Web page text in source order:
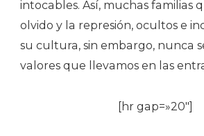
intocables. Así, muchas familias
olvido y la represión, ocultos e
su cultura, sin embargo, nunca
valores que llevamos en las
[hr gap=»20″]